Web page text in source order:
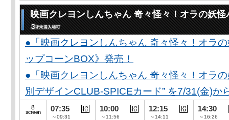
映画クレヨンしんちゃん 奇々怪々！オラの妖怪
●「映画クレヨンしんちゃん 奇々怪々！オラ
ップコーンBOX》発売！
●「映画クレヨンしんちゃん 奇々怪々！オラ
別デザインCLUB-SPICEカード” を7/31(金)か
07:35
～09:31
10:00
～11:56
12:15
～14:11
14:30
～16:26